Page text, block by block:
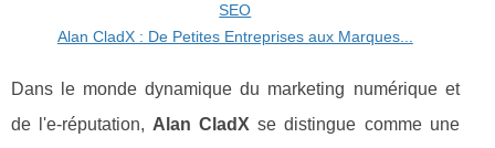
SEO
Alan CladX : De Petites Entreprises aux Marques...
Dans le monde dynamique du marketing numérique et
de l'e-réputation, Alan CladX se distingue comme une